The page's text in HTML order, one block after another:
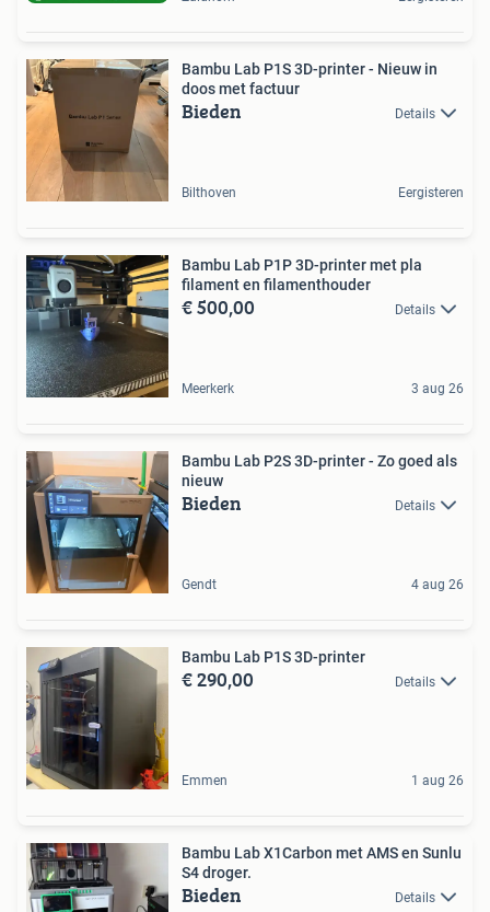
Bambu Lab P1S 3D-printer - Nieuw in
doos met factuur
Bieden Details
Bilthoven Eergisteren
Bambu Lab P1P 3D-printer met pla
filament en filamenthouder
€ 500,00 Details
Meerkerk 3 aug 26
Bambu Lab P2S 3D-printer - Zo goed als
nieuw
Bieden Details
Gendt 4 aug 26
Bambu Lab P1S 3D-printer
€ 290,00 Details
Emmen 1 aug 26
Bambu Lab X1Carbon met AMS en Sunlu
S4 droger.
Bieden Details